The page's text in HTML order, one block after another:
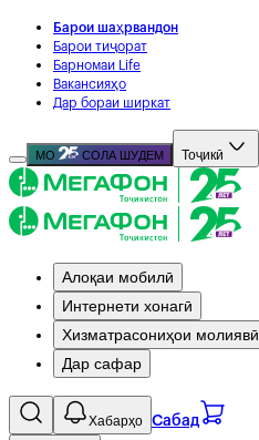
Барои шаҳрвандон
Барои тиҷорат
Барномаи Life
Вакансияҳо
Дар бораи ширкат
МО СОЛА ШУДЕМ Тоҷикӣ
Алоқаи мобилӣ
Интернети хонагӣ
Хизматрасониҳои молиявӣ
Дар сафар
Хабарҳо Сабад